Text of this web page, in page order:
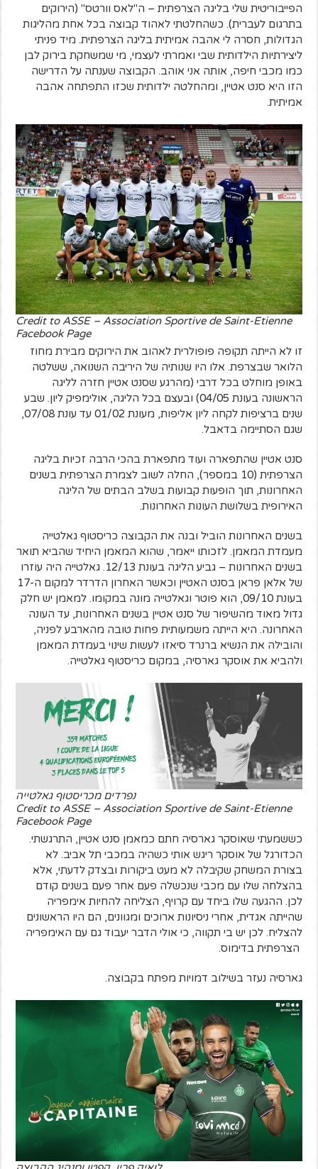
הפייבוריטית שלי בליגה הצרפתית – ה"לאס וורטס" (הירוקים
בתרגום לעברית). כשהחלטתי לאהוד קבוצה בכל אחת מהליגות
הגדולות, חסרה לי אהבה אמיתית בליגה הצרפתית. מיד פניתי
ליצירתיות הילדותית שבי ואמרתי לעצמי, מי שמשחקת בירוק לבן
כמו מכבי חיפה, אותה אני אוהב. הקבוצה שענתה על הדרישה
הזו היא סנט אטיין, ומהחלטה ילדותית שכזו התפתחה אהבה
אמיתית.
Credit to ASSE – Association Sportive de Saint-Etienne
Facebook Page
זו לא הייתה תקופה פופולרית לאהוב את הירוקים מבירת מחוז
הלואר שבצרפת. אלו היו שנותיה של היריבה השנואה, ששלטה
באופן מוחלט בכל דרבי (מהרגע שסנט אטיין חזרה לליגה
הראשונה בעונת 04/05) ובעצם בכל הליגה, אולימפיק ליון. שבע
שנים ברציפות לקחה ליון אליפות, מעונת 01/02 עד עונת 07/08,
שגם הסתיימה בדאבל.
סנט אטיין שהתפארה ועוד מתפארת בהכי הרבה זכיות בליגה
הצרפתית (10 במספר), החלה לשוב לצמרת הצרפתית בשנים
האחרונות, תוך הופעות קבועות בשלב הבתים של הליגה
האירופית בשלושת העונות האחרונות.
בשנים האחרונות הוביל ובנה את הקבוצה כריסטוף גאלטייה
מעמדת המאמן. לזכותו ייאמר, שהוא המאמן היחיד שהביא תואר
בשנים האחרונות – גביע הליגה בעונת 12/13. גאלטייה היה עוזרו
של אלאן פראן בסנט האטיין וכאשר האחרון הדרדר למקום ה-17
בעונת 09/10, הוא פוטר וגאלטייה מונה במקומו. למאמן יש חלק
גדול מאוד מהשיפור של סנט אטיין בשנים האחרונות, עד העונה
האחרונה. היא הייתה משמעותית פחות טובה מהארבע לפניה,
והובילה את הנשיא ברנרד סיאזו לעשות שינוי בעמדת המאמן
ולהביא את אוסקר גארסיה, במקום כריסטוף גאלטייה.
נפרדים מכריסטוף גאלטייה
Credit to ASSE – Association Sportive de Saint-Etienne
Facebook Page
כששמעתי שאוסקר גארסיה חתם כמאמן סנט אטיין, התרגשתי.
הכדורגל של אוסקר ריגש אותי כשהיה במכבי תל אביב. לא
בצורת המשחק שקיבלה לא מעט ביקורות ובצדק לדעתי, אלא
בהצלחה שלו עם מכבי שנכשלה פעם אחר פעם בשנים קודם
לכן. ההגעה שלו ביחד עם קרויף, הצליחה להחיות אימפריה
שהייתה אגדית, אחרי ניסיונות ארוכים ומגוונים, הם היו הראשונים
להצליח. לכן יש בי תקווה, כי אולי הדבר יעבוד גם עם האימפריה
הצרפתית בדימוס.
גארסיה נעזר בשילוב דמויות מפתח בקבוצה.